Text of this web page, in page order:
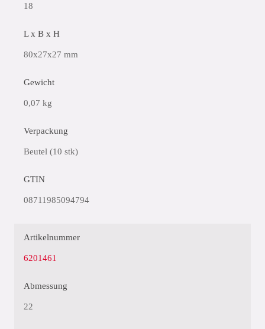
18
L x B x H
80x27x27 mm
Gewicht
0,07 kg
Verpackung
Beutel (10 stk)
GTIN
08711985094794
Artikelnummer
6201461
Abmessung
22